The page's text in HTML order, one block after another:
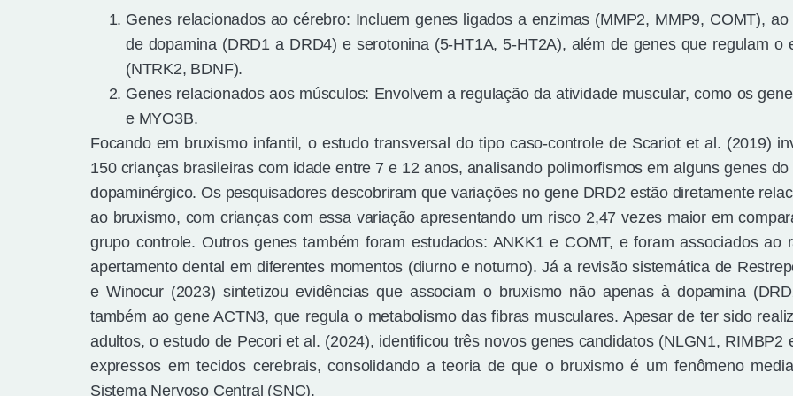
Genes relacionados ao cérebro: Incluem genes ligados a enzimas (MMP2, MMP9, COMT), ao
de dopamina (DRD1 a DRD4) e serotonina (5-HT1A, 5-HT2A), além de genes que regulam o
(NTRK2, BDNF).
Genes relacionados aos músculos: Envolvem a regulação da atividade muscular, como os
e MYO3B.
Focando em bruxismo infantil, o estudo transversal do tipo caso-controle de Scariot et al. (2019)
150 crianças brasileiras com idade entre 7 e 12 anos, analisando polimorfismos em alguns genes do
dopaminérgico. Os pesquisadores descobriram que variações no gene DRD2 estão diretamente
ao bruxismo, com crianças com essa variação apresentando um risco 2,47 vezes maior em
grupo controle. Outros genes também foram estudados: ANKK1 e COMT, e foram associados ao
apertamento dental em diferentes momentos (diurno e noturno). Já a revisão sistemática de
e Winocur (2023) sintetizou evidências que associam o bruxismo não apenas à dopamina
também ao gene ACTN3, que regula o metabolismo das fibras musculares. Apesar de ter sido
adultos, o estudo de Pecori et al. (2024), identificou três novos genes candidatos (NLGN1, RIMBP2
expressos em tecidos cerebrais, consolidando a teoria de que o bruxismo é um fenômeno
Sistema Nervoso Central (SNC).